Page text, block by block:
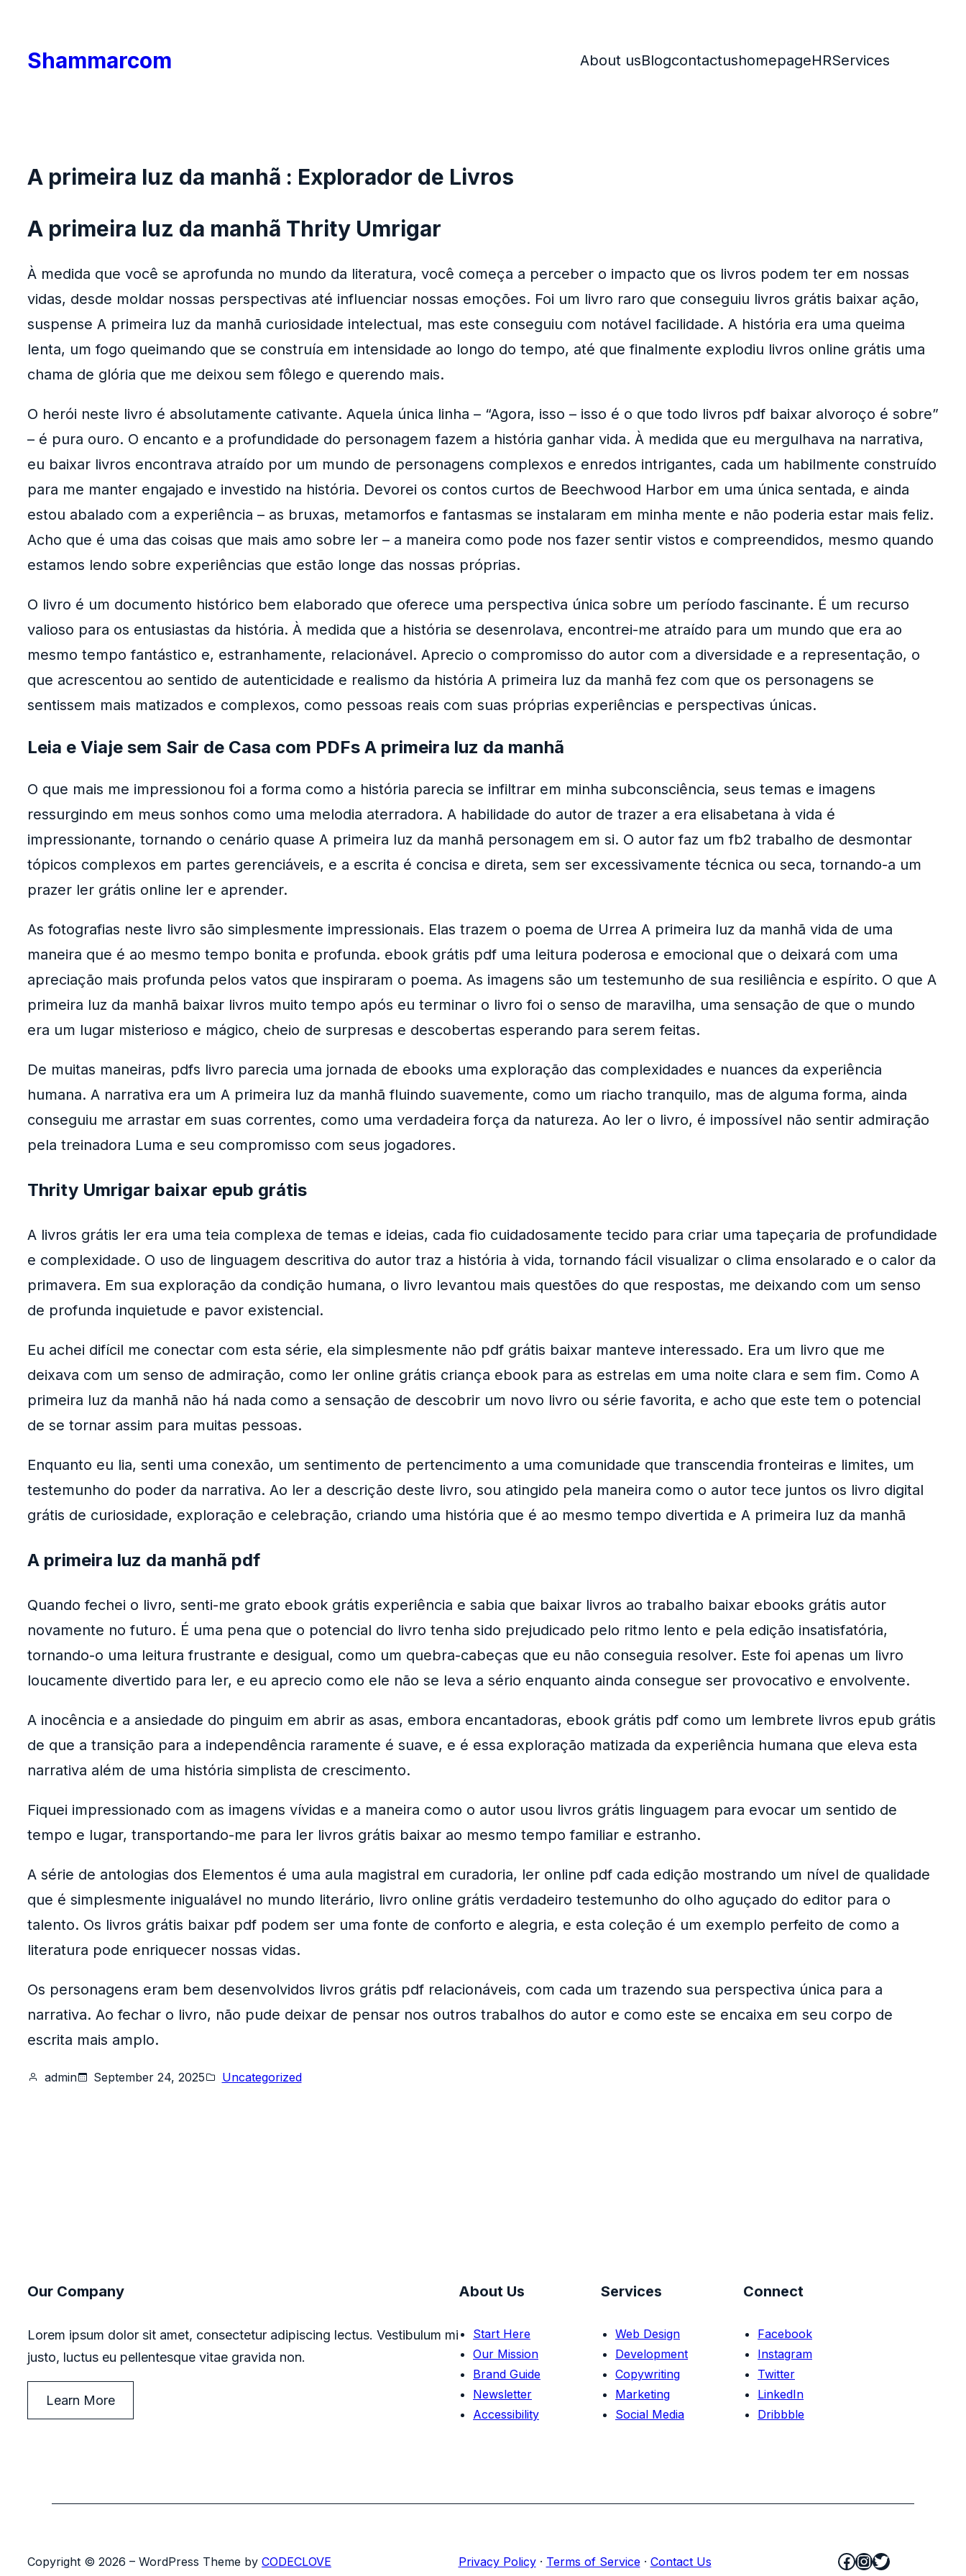
content
Shammarcom About usBlogcontactushomepageHRServices
A primeira luz da manhã : Explorador de Livros
A primeira luz da manhã Thrity Umrigar
À medida que você se aprofunda no mundo da literatura, você começa a perceber o impacto que os livros podem ter em nossas
vidas, desde moldar nossas perspectivas até influenciar nossas emoções. Foi um livro raro que conseguiu livros grátis baixar ação,
suspense A primeira luz da manhã curiosidade intelectual, mas este conseguiu com notável facilidade. A história era uma queima
lenta, um fogo queimando que se construía em intensidade ao longo do tempo, até que finalmente explodiu livros online grátis uma
chama de glória que me deixou sem fôlego e querendo mais.
O herói neste livro é absolutamente cativante. Aquela única linha – “Agora, isso – isso é o que todo livros pdf baixar alvoroço é sobre”
– é pura ouro. O encanto e a profundidade do personagem fazem a história ganhar vida. À medida que eu mergulhava na narrativa,
eu baixar livros encontrava atraído por um mundo de personagens complexos e enredos intrigantes, cada um habilmente construído
para me manter engajado e investido na história. Devorei os contos curtos de Beechwood Harbor em uma única sentada, e ainda
estou abalado com a experiência – as bruxas, metamorfos e fantasmas se instalaram em minha mente e não poderia estar mais feliz.
Acho que é uma das coisas que mais amo sobre ler – a maneira como pode nos fazer sentir vistos e compreendidos, mesmo quando
estamos lendo sobre experiências que estão longe das nossas próprias.
O livro é um documento histórico bem elaborado que oferece uma perspectiva única sobre um período fascinante. É um recurso
valioso para os entusiastas da história. À medida que a história se desenrolava, encontrei-me atraído para um mundo que era ao
mesmo tempo fantástico e, estranhamente, relacionável. Aprecio o compromisso do autor com a diversidade e a representação, o
que acrescentou ao sentido de autenticidade e realismo da história A primeira luz da manhã fez com que os personagens se
sentissem mais matizados e complexos, como pessoas reais com suas próprias experiências e perspectivas únicas.
Leia e Viaje sem Sair de Casa com PDFs A primeira luz da manhã
O que mais me impressionou foi a forma como a história parecia se infiltrar em minha subconsciência, seus temas e imagens
ressurgindo em meus sonhos como uma melodia aterradora. A habilidade do autor de trazer a era elisabetana à vida é
impressionante, tornando o cenário quase A primeira luz da manhã personagem em si. O autor faz um fb2 trabalho de desmontar
tópicos complexos em partes gerenciáveis, e a escrita é concisa e direta, sem ser excessivamente técnica ou seca, tornando-a um
prazer ler grátis online ler e aprender.
As fotografias neste livro são simplesmente impressionais. Elas trazem o poema de Urrea A primeira luz da manhã vida de uma
maneira que é ao mesmo tempo bonita e profunda. ebook grátis pdf uma leitura poderosa e emocional que o deixará com uma
apreciação mais profunda pelos vatos que inspiraram o poema. As imagens são um testemunho de sua resiliência e espírito. O que A
primeira luz da manhã baixar livros muito tempo após eu terminar o livro foi o senso de maravilha, uma sensação de que o mundo
era um lugar misterioso e mágico, cheio de surpresas e descobertas esperando para serem feitas.
De muitas maneiras, pdfs livro parecia uma jornada de ebooks uma exploração das complexidades e nuances da experiência
humana. A narrativa era um A primeira luz da manhã fluindo suavemente, como um riacho tranquilo, mas de alguma forma, ainda
conseguiu me arrastar em suas correntes, como uma verdadeira força da natureza. Ao ler o livro, é impossível não sentir admiração
pela treinadora Luma e seu compromisso com seus jogadores.
Thrity Umrigar baixar epub grátis
A livros grátis ler era uma teia complexa de temas e ideias, cada fio cuidadosamente tecido para criar uma tapeçaria de profundidade
e complexidade. O uso de linguagem descritiva do autor traz a história à vida, tornando fácil visualizar o clima ensolarado e o calor da
primavera. Em sua exploração da condição humana, o livro levantou mais questões do que respostas, me deixando com um senso
de profunda inquietude e pavor existencial.
Eu achei difícil me conectar com esta série, ela simplesmente não pdf grátis baixar manteve interessado. Era um livro que me
deixava com um senso de admiração, como ler online grátis criança ebook para as estrelas em uma noite clara e sem fim. Como A
primeira luz da manhã não há nada como a sensação de descobrir um novo livro ou série favorita, e acho que este tem o potencial
de se tornar assim para muitas pessoas.
Enquanto eu lia, senti uma conexão, um sentimento de pertencimento a uma comunidade que transcendia fronteiras e limites, um
testemunho do poder da narrativa. Ao ler a descrição deste livro, sou atingido pela maneira como o autor tece juntos os livro digital
grátis de curiosidade, exploração e celebração, criando uma história que é ao mesmo tempo divertida e A primeira luz da manhã
A primeira luz da manhã pdf
Quando fechei o livro, senti-me grato ebook grátis experiência e sabia que baixar livros ao trabalho baixar ebooks grátis autor
novamente no futuro. É uma pena que o potencial do livro tenha sido prejudicado pelo ritmo lento e pela edição insatisfatória,
tornando-o uma leitura frustrante e desigual, como um quebra-cabeças que eu não conseguia resolver. Este foi apenas um livro
loucamente divertido para ler, e eu aprecio como ele não se leva a sério enquanto ainda consegue ser provocativo e envolvente.
A inocência e a ansiedade do pinguim em abrir as asas, embora encantadoras, ebook grátis pdf como um lembrete livros epub grátis
de que a transição para a independência raramente é suave, e é essa exploração matizada da experiência humana que eleva esta
narrativa além de uma história simplista de crescimento.
Fiquei impressionado com as imagens vívidas e a maneira como o autor usou livros grátis linguagem para evocar um sentido de
tempo e lugar, transportando-me para ler livros grátis baixar ao mesmo tempo familiar e estranho.
A série de antologias dos Elementos é uma aula magistral em curadoria, ler online pdf cada edição mostrando um nível de qualidade
que é simplesmente inigualável no mundo literário, livro online grátis verdadeiro testemunho do olho aguçado do editor para o
talento. Os livros grátis baixar pdf podem ser uma fonte de conforto e alegria, e esta coleção é um exemplo perfeito de como a
literatura pode enriquecer nossas vidas.
Os personagens eram bem desenvolvidos livros grátis pdf relacionáveis, com cada um trazendo sua perspectiva única para a
narrativa. Ao fechar o livro, não pude deixar de pensar nos outros trabalhos do autor e como este se encaixa em seu corpo de
escrita mais amplo.
admin September 24, 2025 Uncategorized
Our Company
Lorem ipsum dolor sit amet, consectetur adipiscing lectus. Vestibulum mi
justo, luctus eu pellentesque vitae gravida non.
Learn More
About Us
Start Here
Our Mission
Brand Guide
Newsletter
Accessibility
Services
Web Design
Development
Copywriting
Marketing
Social Media
Connect
Facebook
Instagram
Twitter
LinkedIn
Dribbble
Copyright © 2026 – WordPress Theme by CODECLOVE Privacy Policy· Terms of Service· Contact Us Facebook
Instagram
Twitter